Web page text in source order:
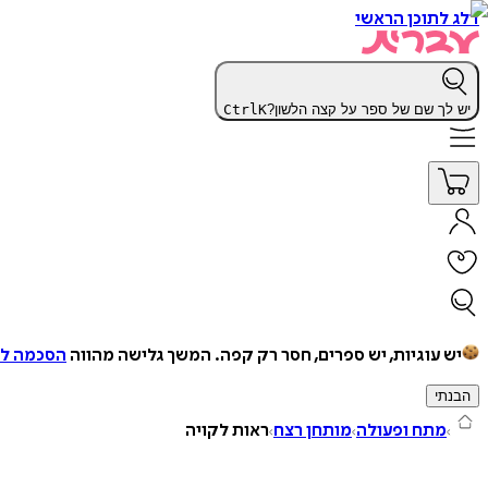
דלג לתוכן הראשי
יש לך שם של ספר על קצה הלשון? CtrlK
יש עוגיות, יש ספרים, חסר רק קפה. המשך גלישה מהווה הסכמה
הבנתי
מתח ופעולה מותחן רצח ראות לקויה